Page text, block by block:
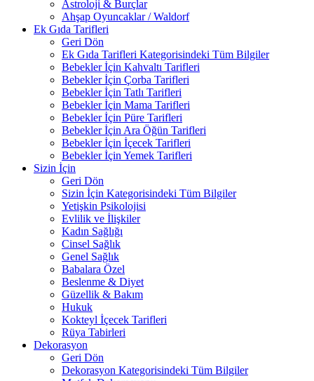
Astroloji & Burçlar
Ahşap Oyuncaklar / Waldorf
Ek Gıda Tarifleri
Geri Dön
Ek Gıda Tarifleri Kategorisindeki Tüm Bilgiler
Bebekler İçin Kahvaltı Tarifleri
Bebekler İçin Çorba Tarifleri
Bebekler İçin Tatlı Tarifleri
Bebekler İçin Mama Tarifleri
Bebekler İçin Püre Tarifleri
Bebekler İçin Ara Öğün Tarifleri
Bebekler İçin İçecek Tarifleri
Bebekler İçin Yemek Tarifleri
Sizin İçin
Geri Dön
Sizin İçin Kategorisindeki Tüm Bilgiler
Yetişkin Psikolojisi
Evlilik ve İlişkiler
Kadın Sağlığı
Cinsel Sağlık
Genel Sağlık
Babalara Özel
Beslenme & Diyet
Güzellik & Bakım
Hukuk
Kokteyl İçecek Tarifleri
Rüya Tabirleri
Dekorasyon
Geri Dön
Dekorasyon Kategorisindeki Tüm Bilgiler